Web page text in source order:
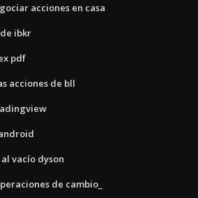
acciones en casa
ibkr
pdf
acciones de bll
vacío dyson
de cambio_